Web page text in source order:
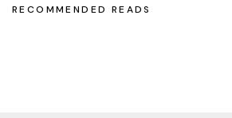
RECOMMENDED READS